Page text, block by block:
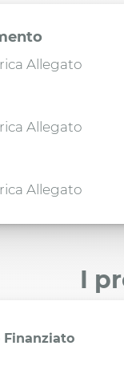
Allegato
Allegato
Allegato
I
Finanziato